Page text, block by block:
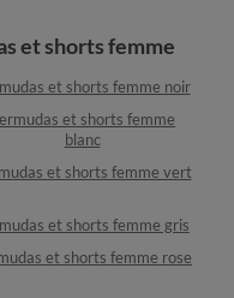
et shorts femme
et shorts femme noir
et shorts femme
blanc
et shorts femme vert
et shorts femme gris
et shorts femme rose